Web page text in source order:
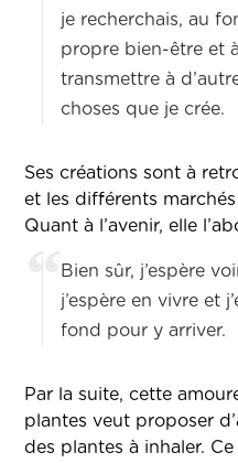
je recherchais, au
propre bien-être et
transmettre à
choses que je crée.
Ses créations sont à
et les différents
Quant à l’avenir, elle
Bien sûr, j’espère
j’espère en vivre et
fond pour y arriver.
Par la suite, cette
plantes veut proposer
des plantes à inhaler.